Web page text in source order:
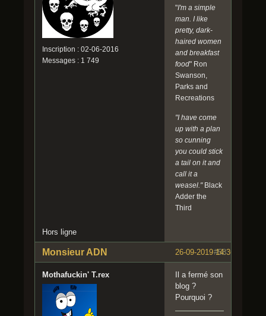
Inscription : 02-06-2016
Messages : 1 749
"I'm a simple
man. I like
pretty, dark-
haired women
and breakfast
food" Ron
Swanson,
Parks and
Recreations
"I have come
up with a plan
so cunning
you could stick
a tail on it and
call it a
weasel."Black
Adder the
Third
Hors ligne
#58
26-09-2019 14:36:57
Monsieur ADN
Mothafuckin' T.rex
Il a fermé son
blog ?
Pourquoi ?